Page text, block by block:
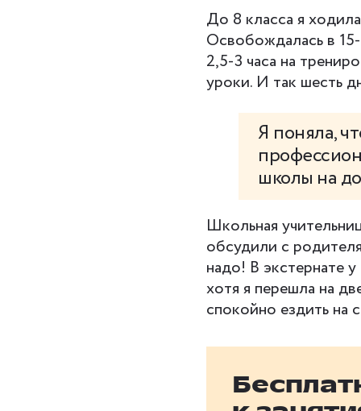
До 8 класса я
Освобождалась в 15-
2,5-3 часа на
уроки. И так шесть
Я поняла,
школы на
Школьная
обсудили с
надо! В экстернате
хотя я перешла на
спокойно ездить на